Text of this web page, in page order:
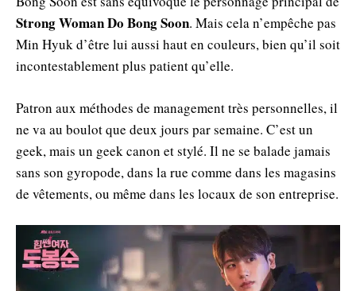
Strong Woman Do Bong Soon. Mais cela n’empêche pas
Min Hyuk d’être lui aussi haut en couleurs, bien qu’il soit
incontestablement plus patient qu’elle.
Patron aux méthodes de management très personnelles, il
ne va au boulot que deux jours par semaine. C’est un
geek, mais un geek canon et stylé. Il ne se balade jamais
sans son gyropode, dans la rue comme dans les magasins
de vêtements, ou même dans les locaux de son entreprise.